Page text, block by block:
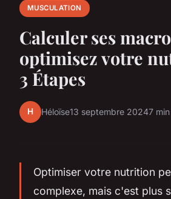
MUSCULATION
Calculer ses
optimisez votre
3 Étapes
H Héloïse13 septembre 20247
Optimiser votre nutrition
complexe, mais c'est plus